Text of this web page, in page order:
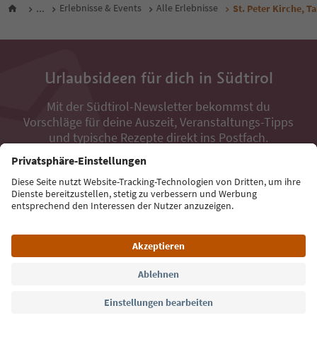
... Erlebnisse & Events Alle Erlebnisse St. Peter Kirche,
Urlaubsideen für dich in Südtirol
Mit der Südtirol-Newsletter bekommst du
Vorschläge für deine Auszeit, Veranstaltungs-Tipps
und typische Rezepte direkt ins Postfach.
E-Mail Adresse